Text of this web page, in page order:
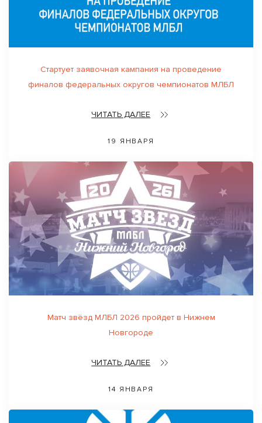
Стартует заявочная кампания на проведение
финалов федеральных округов чемпионатов МЛБЛ
ЧИТАТЬ ДАЛЕЕ
19 ЯНВАРЯ
Матч звёзд МЛБЛ 2026 пройдет в Нижнем
Новгороде
ЧИТАТЬ ДАЛЕЕ
14 ЯНВАРЯ